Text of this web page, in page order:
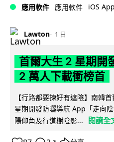
應用軟件 應用軟件 iOS App
Lawton 1 日
首爾大生 2 星期開
2 萬人下載衝榜首
【行路都要揀好有遮陰】南韓
星期開發防曬導航 App「走向
陽仰角及行道樹陰影...
閱讀全